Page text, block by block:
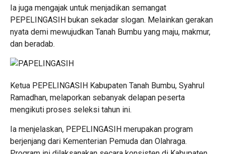
Ia juga mengajak untuk menjadikan semangat
PEPELINGASIH bukan sekadar slogan. Melainkan gerakan
nyata demi mewujudkan Tanah Bumbu yang maju, makmur,
dan beradab.
Ketua PEPELINGASIH Kabupaten Tanah Bumbu, Syahrul
Ramadhan, melaporkan sebanyak delapan peserta
mengikuti proses seleksi tahun ini.
Ia menjelaskan, PEPELINGASIH merupakan program
berjenjang dari Kementerian Pemuda dan Olahraga.